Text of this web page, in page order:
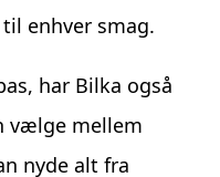
enhver smag.
har Bilka også
vælge mellem
nyde alt fra